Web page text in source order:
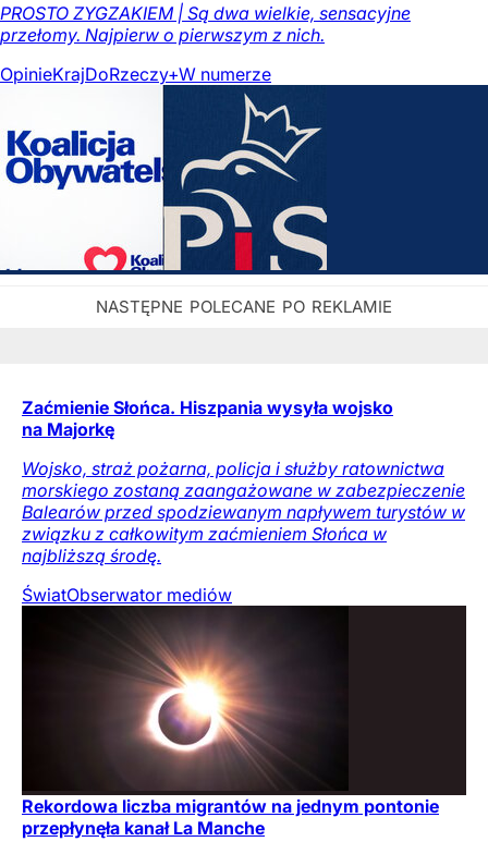
PROSTO ZYGZAKIEM | Są dwa wielkie, sensacyjne
przełomy. Najpierw o pierwszym z nich.
OpinieKrajDoRzeczy+W numerze
Zaćmienie Słońca. Hiszpania wysyła wojsko
na Majorkę
Wojsko, straż pożarna, policja i służby ratownictwa
morskiego zostaną zaangażowane w zabezpieczenie
Balearów przed spodziewanym napływem turystów w
związku z całkowitym zaćmieniem Słońca w
najbliższą środę.
ŚwiatObserwator mediów
Rekordowa liczba migrantów na jednym pontonie
przepłynęła kanał La Manche